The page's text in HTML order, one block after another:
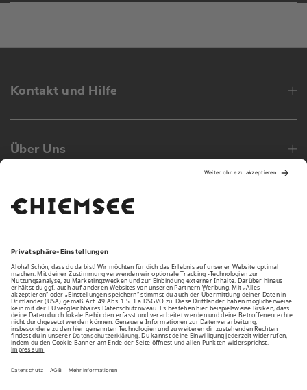
Kontakt und Hilfe
Über Uns
Family
Unsere Vorteile
Unsere Partner